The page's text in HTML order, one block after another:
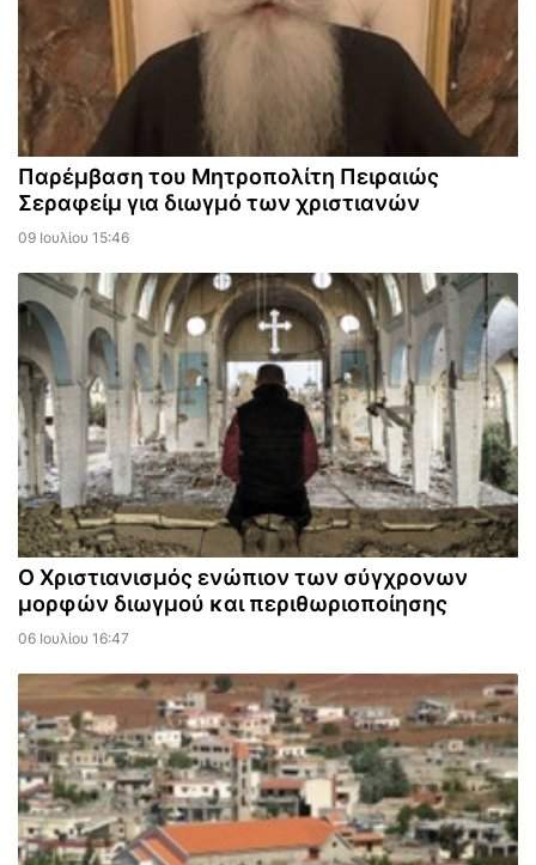
Παρέμβαση του Μητροπολίτη Πειραιώς
Σεραφείμ για διωγμό των χριστιανών
09 Ιουλίου 15:46
Ο Χριστιανισμός ενώπιον των σύγχρονων
μορφών διωγμού και περιθωριοποίησης
06 Ιουλίου 16:47